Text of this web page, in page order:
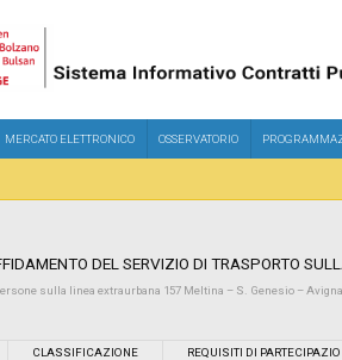
MERCATO ELETTRONICO OSSERVATORIO
DEL SERVIZIO DI TRASPORTO
sulla linea extraurbana 157 Meltina – S. Genesio –
CLASSIFICAZIONE REQUISITI DI